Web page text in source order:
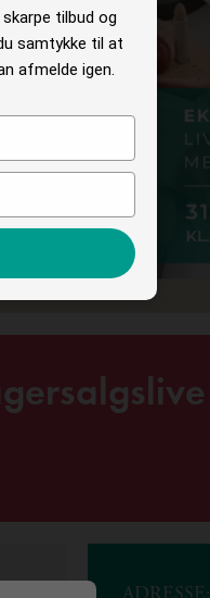
tilbud og
samtykke til at
afmelde igen.